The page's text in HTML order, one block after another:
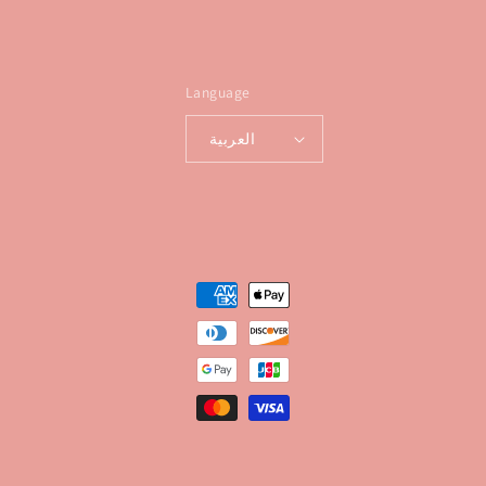
Language
العربية
Payment
methods